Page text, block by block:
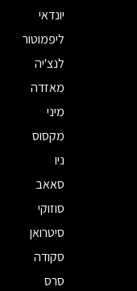
יונדאי
ליפמוטור
לנצ'יה
מאזדה
מיני
מקסוס
ניו
סאאב
סוזוקי
סיטרואן
סקודה
סרס